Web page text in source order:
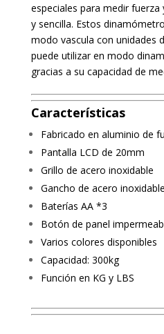
especiales para medir
y sencilla. Estos
modo vascula con unidades
puede utilizar en modo
gracias a su capacidad de
Características
Fabricado en aluminio de
Pantalla LCD de 20mm
Grillo de acero inoxidable
Gancho de acero inoxidable
Baterías AA *3
Botón de panel
Varios colores disponibles
Capacidad: 300kg
Función en KG y LBS